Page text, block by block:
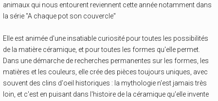
animaux qui nous entourent reviennent cette année notamment dans
la série "A chaque pot son couvercle"
Elle est animée d'une insatiable curiosité pour toutes les possibilités
de la matière céramique, et pour toutes les formes qu'elle permet.
Dans une démarche de recherches permanentes sur les formes, les
matières et les couleurs, elle crée des pièces toujours uniques, avec
souvent des clins d'oeil historiques : la mythologie n'est jamais très
loin, et c'est en puisant dans l'histoire de la céramique qu'elle invente